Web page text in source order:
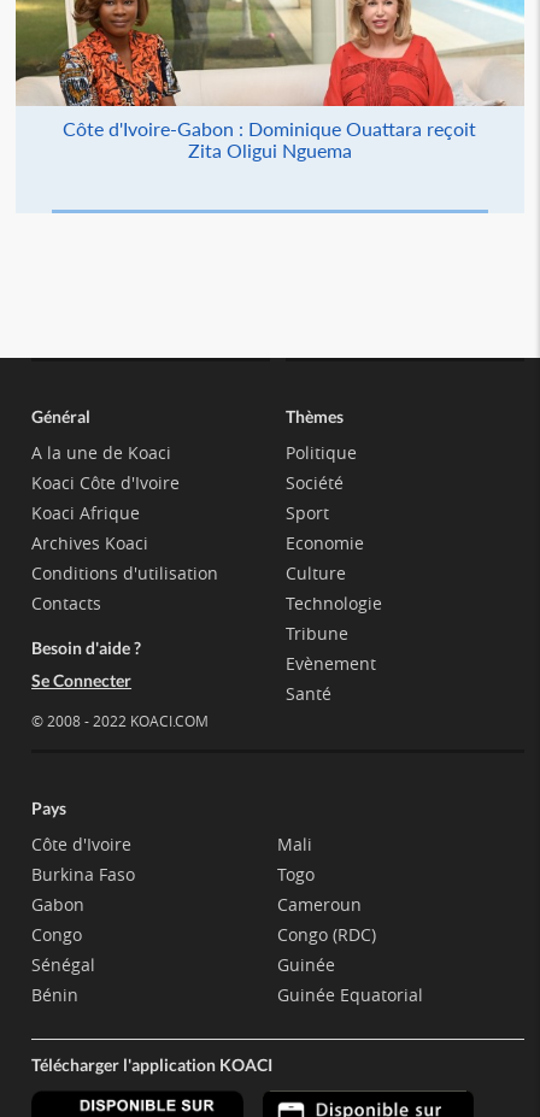
Côte d'Ivoire-Gabon : Dominique Ouattara reçoit
Zita Oligui Nguema
Général
A la une de Koaci
Koaci Côte d'Ivoire
Koaci Afrique
Archives Koaci
Conditions d'utilisation
Contacts
Besoin d'aide ?
Se Connecter
© 2008 - 2022 KOACI.COM
Thèmes
Politique
Société
Sport
Economie
Culture
Technologie
Tribune
Evènement
Santé
Pays
Côte d'Ivoire
Burkina Faso
Gabon
Congo
Sénégal
Bénin
Mali
Togo
Cameroun
Congo (RDC)
Guinée
Guinée Equatorial
Télécharger l'application KOACI